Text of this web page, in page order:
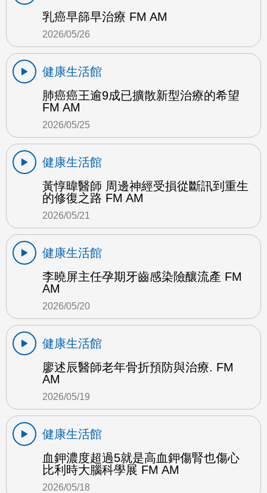
乳癌早篩早治療 FM AM
2026/05/26
健康生活館
肺癌癌王逾9成已擴散新型治療的希望
FM AM
2026/05/25
健康生活館
黃惇暐醫師 周邊神經受損從斷訊到重生
的修復之路 FM AM
2026/05/21
健康生活館
李曉屏主任孕期牙齒感染險釀流產 FM
AM
2026/05/20
健康生活館
廖述辰醫師老年骨折預防與治療. FM
AM
2026/05/19
健康生活館
血鉀濃度超過5就是高血鉀傷腎也傷心
比利時大腦科學展 FM AM
2026/05/18